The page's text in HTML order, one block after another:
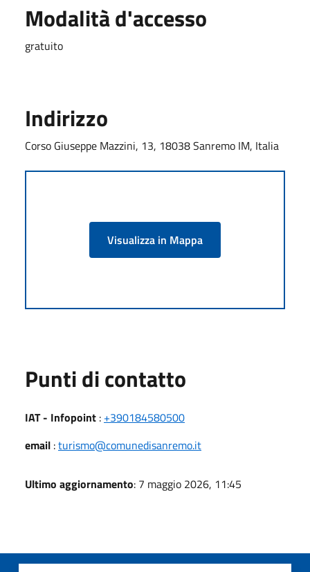
Modalità d'accesso
gratuito
Indirizzo
Corso Giuseppe Mazzini, 13, 18038 Sanremo IM, Italia
Visualizza in Mappa
Punti di contatto
IAT - Infopoint : +390184580500
email :turismo@comunedisanremo.it
Ultimo aggiornamento: 7 maggio 2026, 11:45